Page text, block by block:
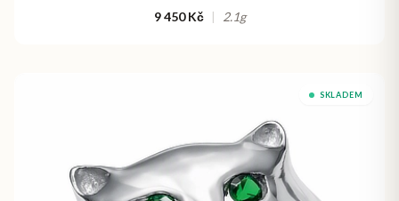
9 450 Kč | 2.1g
SKLADEM